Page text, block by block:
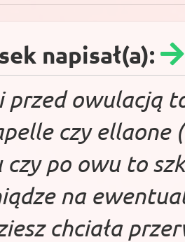
napisał(a):
przed owulacją
czy ellaone
czy po owu to
na
chciała